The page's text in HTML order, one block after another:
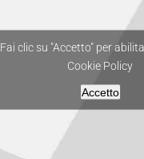
Fai clic su "Accetto" per
Cookie Policy
Accetto